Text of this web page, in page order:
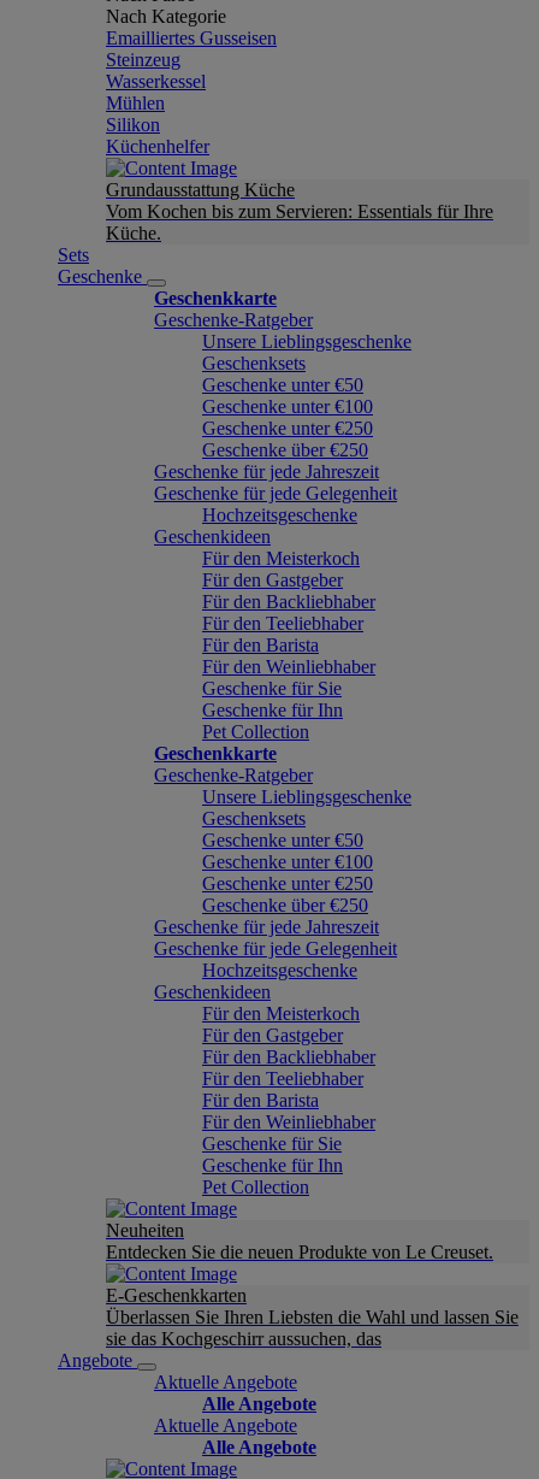
Nach Kategorie
Emailliertes Gusseisen
Steinzeug
Wasserkessel
Mühlen
Silikon
Küchenhelfer
Grundausstattung Küche
Vom Kochen bis zum Servieren: Essentials für Ihre
Küche.
Sets
Geschenke
Geschenkkarte
Geschenke-Ratgeber
Unsere Lieblingsgeschenke
Geschenksets
Geschenke unter €50
Geschenke unter €100
Geschenke unter €250
Geschenke über €250
Geschenke für jede Jahreszeit
Geschenke für jede Gelegenheit
Hochzeitsgeschenke
Geschenkideen
Für den Meisterkoch
Für den Gastgeber
Für den Backliebhaber
Für den Teeliebhaber
Für den Barista
Für den Weinliebhaber
Geschenke für Sie
Geschenke für Ihn
Pet Collection
Geschenkkarte
Geschenke-Ratgeber
Unsere Lieblingsgeschenke
Geschenksets
Geschenke unter €50
Geschenke unter €100
Geschenke unter €250
Geschenke über €250
Geschenke für jede Jahreszeit
Geschenke für jede Gelegenheit
Hochzeitsgeschenke
Geschenkideen
Für den Meisterkoch
Für den Gastgeber
Für den Backliebhaber
Für den Teeliebhaber
Für den Barista
Für den Weinliebhaber
Geschenke für Sie
Geschenke für Ihn
Pet Collection
Neuheiten
Entdecken Sie die neuen Produkte von Le Creuset.
E-Geschenkkarten
Überlassen Sie Ihren Liebsten die Wahl und lassen Sie
sie das Kochgeschirr aussuchen, das
Angebote
Aktuelle Angebote
Alle Angebote
Aktuelle Angebote
Alle Angebote